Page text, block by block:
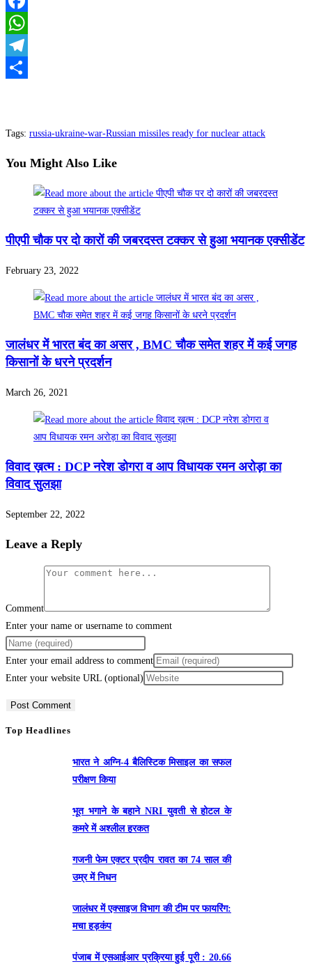
Facebook
WhatsApp
Telegram
Tags: russia-ukraine-war-Russian missiles ready for nuclear attack
You Might Also Like
पीएपी चौक पर दो कारों की जबरदस्त टक्कर से हुआ भयानक एक्सीडेंट
February 23, 2022
जालंधर में भारत बंद का असर , BMC चौक समेत शहर में कई जगह
किसानों के धरने प्रदर्शन
March 26, 2021
विवाद ख़त्म : DCP नरेश डोगरा व आप विधायक रमन अरोड़ा का
विवाद सुलझा
September 22, 2022
Leave a Reply
Comment
Enter your name or username to comment
Enter your email address to comment
Enter your website URL (optional)
Top Headlines
भारत ने अग्नि-4 बैलिस्टिक मिसाइल का सफल
परीक्षण किया
भूत भगाने के बहाने NRI युवती से होटल के
कमरे में अश्लील हरकत
गजनी फेम एक्टर प्रदीप रावत का 74 साल की
उम्र में निधन
जालंधर में एक्साइज विभाग की टीम पर फायरिंग:
मचा हड़कंप
पंजाब में एसआईआर प्रक्रिया हुई पूरी : 20.66